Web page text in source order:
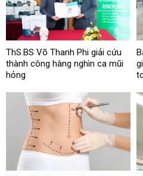
ThS.BS Võ Thanh Phi giải cứu
thành công hàng nghìn ca mũi
hỏng